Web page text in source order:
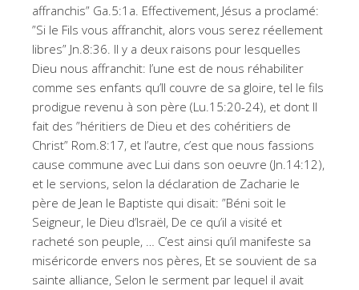
affranchis” Ga.5:1a. Effectivement, Jésus a proclamé:
”Si le Fils vous affranchit, alors vous serez réellement
libres” Jn.8:36. Il y a deux raisons pour lesquelles
Dieu nous affranchit: l’une est de nous réhabiliter
comme ses enfants qu’Il couvre de sa gloire, tel le fils
prodigue revenu à son père (Lu.15:20-24), et dont Il
fait des ”héritiers de Dieu et des cohéritiers de
Christ” Rom.8:17, et l’autre, c’est que nous fassions
cause commune avec Lui dans son oeuvre (Jn.14:12),
et le servions, selon la déclaration de Zacharie le
père de Jean le Baptiste qui disait: ”Béni soit le
Seigneur, le Dieu d’Israël, De ce qu’il a visité et
racheté son peuple, … C’est ainsi qu’il manifeste sa
miséricorde envers nos pères, Et se souvient de sa
sainte alliance, Selon le serment par lequel il avait